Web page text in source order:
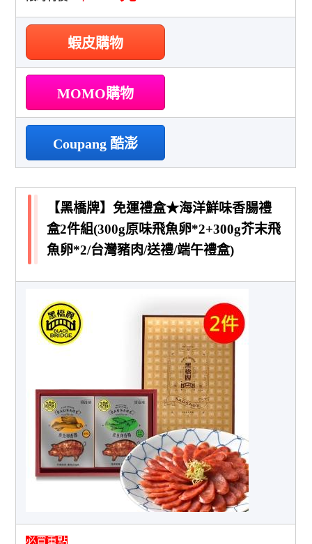
蝦皮購物
MOMO購物
Coupang 酷澎
【黑橋牌】免運禮盒★海洋鮮味香腸禮
盒2件組(300g原味飛魚卵*2+300g芥末飛
魚卵*2/台灣豬肉/送禮/端午禮盒)
必買重點